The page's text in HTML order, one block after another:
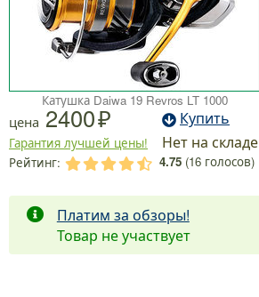
Катушка Daiwa 19 Revros LT 1000
цена 2400
Гарантия лучшей цены!
Купить
Нет на складе
Рейтинг: 4.75(16голосов)
Платим за обзоры!
Товар не участвует